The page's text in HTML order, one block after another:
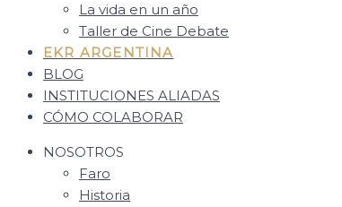
La vida en un año
Taller de Cine Debate
EKR ARGENTINA
BLOG
INSTITUCIONES ALIADAS
CÓMO COLABORAR
NOSOTROS
Faro
Historia